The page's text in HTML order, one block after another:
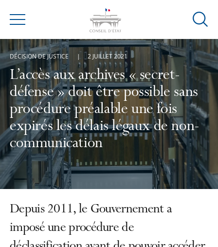
Menu
Ouvrir
de
L’accès aux archives « secret-
défense » doit être possible sans
procédure préalable une fois
expirés les délais légaux de non-
communication
DÉCISION DE JUSTICE 2 JUILLET 2021
Depuis 2011, le Gouvernement a
imposé une procédure de